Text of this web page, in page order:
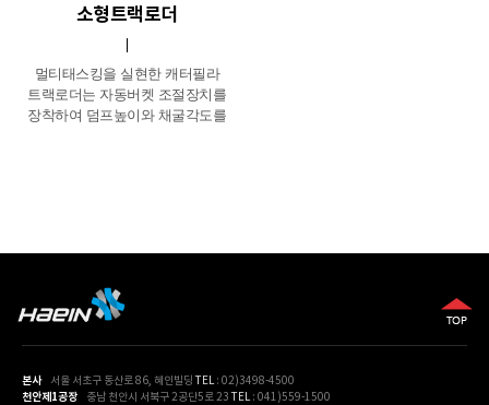
소형트랙로더
멀티태스킹을 실현한 캐터필라
트랙로더는 자동버켓 조절장치를
장착하여 덤프높이와 채굴각도를
본사 서울 서초구 동산로 86, 혜인빌딩 TEL: 02)3498-4500
천안제1공장
충남 천안시 서북구 2공단5로 23 TEL: 041)559-1500